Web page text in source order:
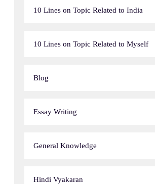
10 Lines on Topic Related to India
10 Lines on Topic Related to Myself
Blog
Essay Writing
General Knowledge
Hindi Vyakaran